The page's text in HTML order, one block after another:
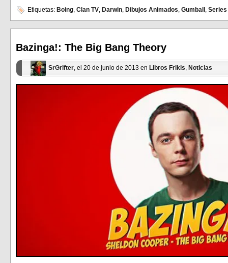
en
Facebook
(Se
abre
ventana
nueva)
en
Twitter
(Se
abre
ventana
nueva)
Etiquetas: Boing, Clan TV, Darwin, Dibujos Animados, Gumball, Series
Bazinga!: The Big Bang Theory
SrGrifter, el 20 de junio de 2013 en Libros Frikis, Noticias